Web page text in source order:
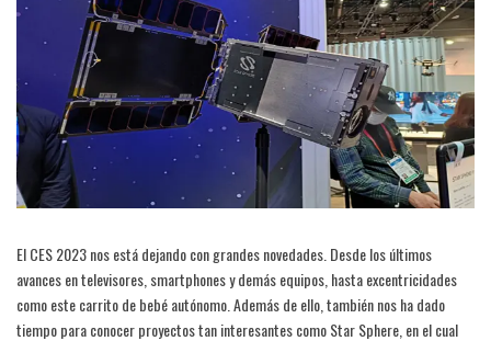
El CES 2023 nos está dejando con grandes novedades. Desde los últimos
avances en televisores, smartphones y demás equipos, hasta excentricidades
como este carrito de bebé autónomo. Además de ello, también nos ha dado
tiempo para conocer proyectos tan interesantes como Star Sphere, en el cual